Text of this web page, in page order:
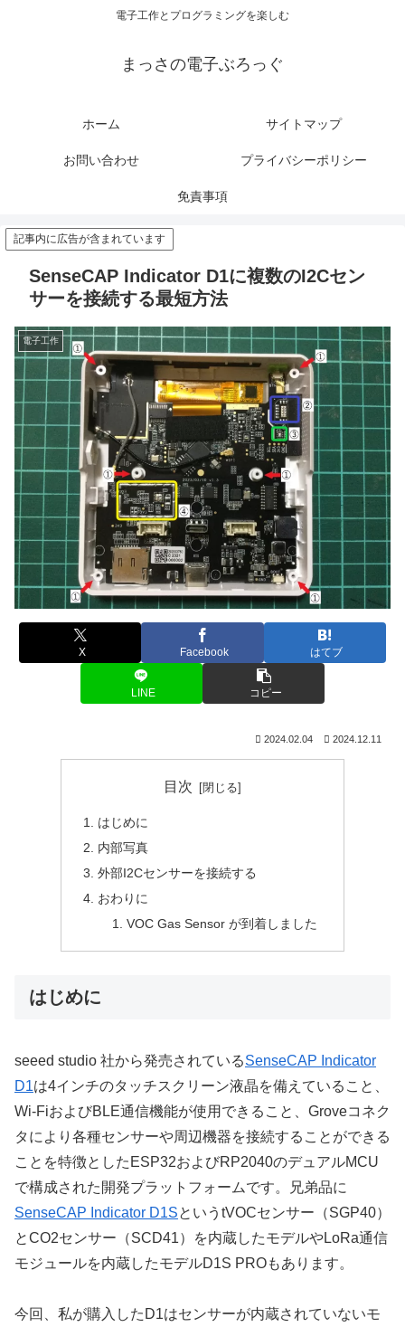
電子工作とプログラミングを楽しむ
まっさの電子ぶろっぐ
ホーム サイトマップ
お問い合わせ プライバシーポリシー
免責事項
記事内に広告が含まれています
SenseCAP Indicator D1に複数のI2Cセン
サーを接続する最短方法
電子工作
X Facebook はてブ
LINE コピー
2024.02.04 2024.12.11
目次
はじめに
内部写真
外部I2Cセンサーを接続する
おわりに
VOC Gas Sensor が到着しました
はじめに
seeed studio 社から発売されているSenseCAP Indicator
D1は4インチのタッチスクリーン液晶を備えていること、
Wi-FiおよびBLE通信機能が使用できること、Groveコネク
タにより各種センサーや周辺機器を接続することができる
ことを特徴としたESP32およびRP2040のデュアルMCU
で構成された開発プラットフォームです。兄弟品に
SenseCAP Indicator D1SというtVOCセンサー（SGP40）
とCO2センサー（SCD41）を内蔵したモデルやLoRa通信
モジュールを内蔵したモデルD1S PROもあります。
今回、私が購入したD1はセンサーが内蔵されていないモ